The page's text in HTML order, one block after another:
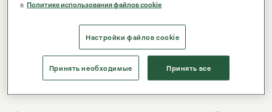
Войти
Забыли пароль?
в Политике использования файлов cookie
Настройки файлов cookie
Принять необходимые Принять все